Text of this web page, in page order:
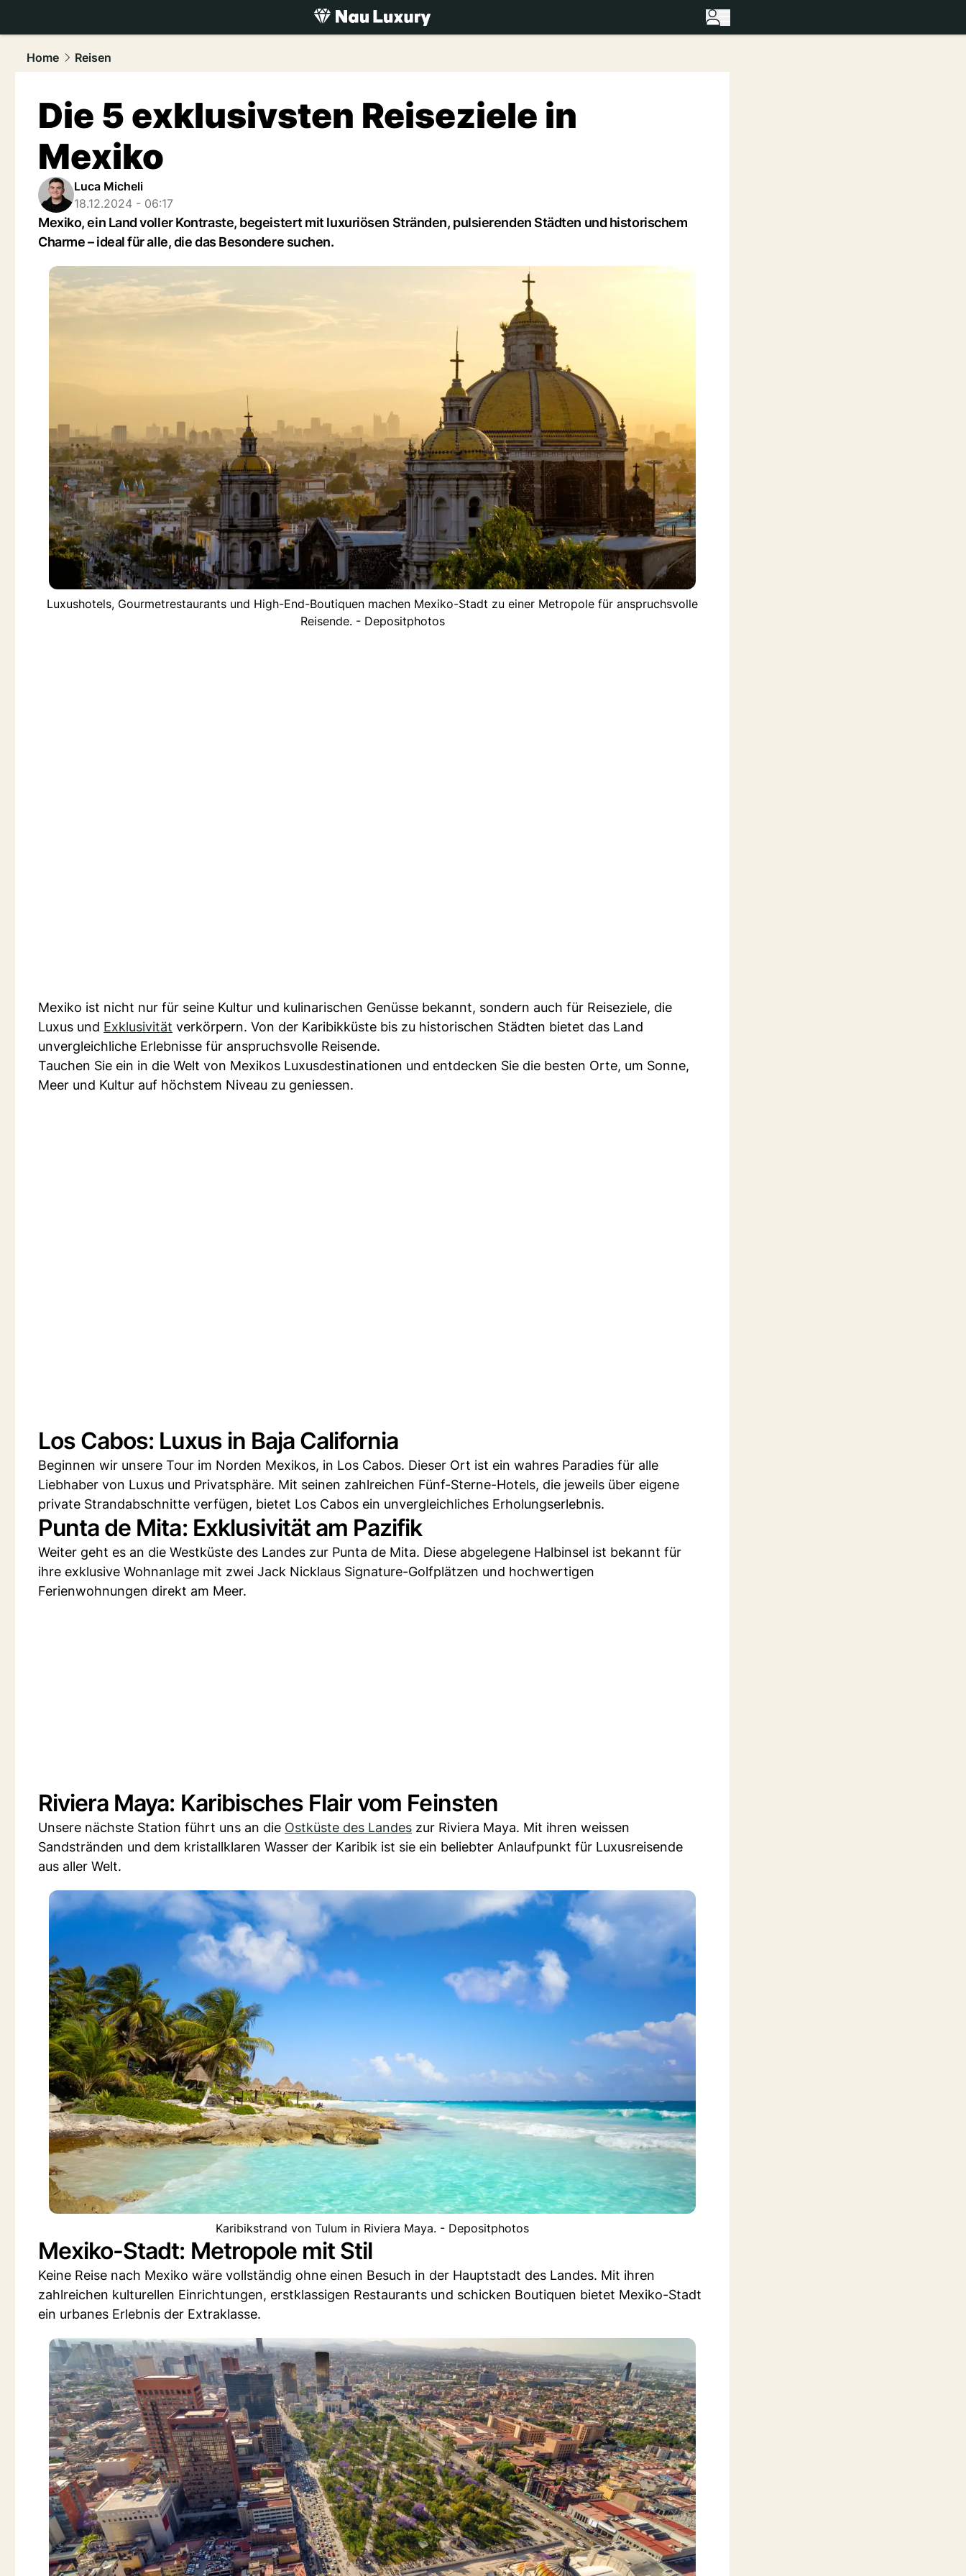
luxury.NAU.ch
Home
Reisen
Die 5 exklusivsten Reiseziele in
Mexiko
Luca Micheli
18.12.2024 - 06:17
Mexiko, ein Land voller Kontraste, begeistert mit luxuriösen Stränden, pulsierenden Städten und historischem
Charme – ideal für alle, die das Besondere suchen.
Luxushotels, Gourmetrestaurants und High-End-Boutiquen machen Mexiko-Stadt zu einer Metropole für anspruchsvolle
Reisende. - Depositphotos
Mexiko ist nicht nur für seine Kultur und kulinarischen Genüsse bekannt, sondern auch für Reiseziele, die
Luxus und Exklusivität verkörpern. Von der Karibikküste bis zu historischen Städten bietet das Land
unvergleichliche Erlebnisse für anspruchsvolle Reisende.
Tauchen Sie ein in die Welt von Mexikos Luxusdestinationen und entdecken Sie die besten Orte, um Sonne,
Meer und Kultur auf höchstem Niveau zu geniessen.
Los Cabos: Luxus in Baja California
Beginnen wir unsere Tour im Norden Mexikos, in Los Cabos. Dieser Ort ist ein wahres Paradies für alle
Liebhaber von Luxus und Privatsphäre. Mit seinen zahlreichen Fünf-Sterne-Hotels, die jeweils über eigene
private Strandabschnitte verfügen, bietet Los Cabos ein unvergleichliches Erholungserlebnis.
Punta de Mita: Exklusivität am Pazifik
Weiter geht es an die Westküste des Landes zur Punta de Mita. Diese abgelegene Halbinsel ist bekannt für
ihre exklusive Wohnanlage mit zwei Jack Nicklaus Signature-Golfplätzen und hochwertigen
Ferienwohnungen direkt am Meer.
Riviera Maya: Karibisches Flair vom Feinsten
Unsere nächste Station führt uns an die Ostküste des Landes zur Riviera Maya. Mit ihren weissen
Sandstränden und dem kristallklaren Wasser der Karibik ist sie ein beliebter Anlaufpunkt für Luxusreisende
aus aller Welt.
Karibikstrand von Tulum in Riviera Maya. - Depositphotos
Mexiko-Stadt: Metropole mit Stil
Keine Reise nach Mexiko wäre vollständig ohne einen Besuch in der Hauptstadt des Landes. Mit ihren
zahlreichen kulturellen Einrichtungen, erstklassigen Restaurants und schicken Boutiquen bietet Mexiko-Stadt
ein urbanes Erlebnis der Extraklasse.